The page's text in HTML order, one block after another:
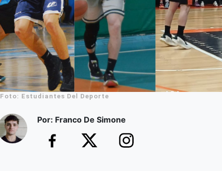
Foto: Estudiantes Del Deporte
Por: Franco De Simone